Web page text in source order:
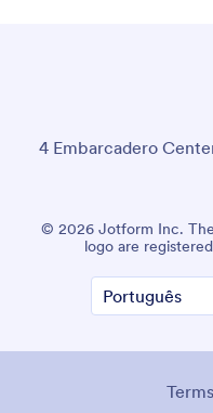
4 Embarcadero
© 2026 Jotform Inc.
logo are